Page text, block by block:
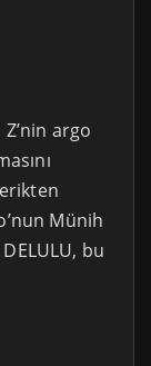
argo
Münih
bu